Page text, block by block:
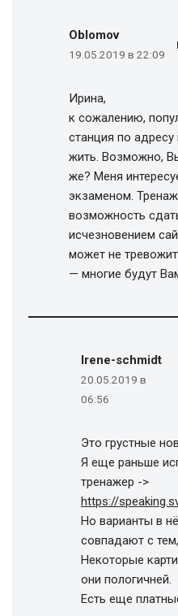
Oblomov
19.05.2019 в 22:09
Ирина,
к сожалению,
станция по
жить. Возможно,
же? Меня
экзаменом.
возможность
исчезновением
может не
— многие будут
Irene-schmidt
20.05.2019 в
06:56
Это грустные
Я еще раньше
тренажер ->
https://
Но варианты в
совпадают с
Некоторые
они пологичней.
Есть еще